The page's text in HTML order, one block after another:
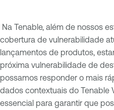
Na Tenable, além de nossos
cobertura de vulnerabilidade
lançamentos de produtos,
próxima vulnerabilidade de
possamos responder o mais
dados contextuais do Tenable
essencial para garantir que